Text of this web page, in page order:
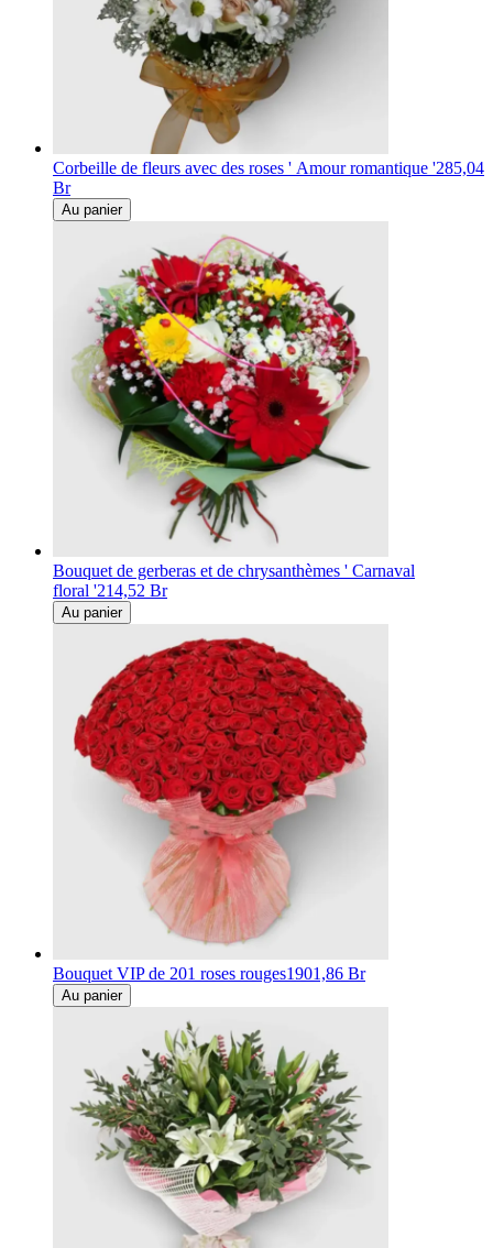
Corbeille de fleurs avec des roses ' Amour romantique '285,04
Br
Au panier
Bouquet de gerberas et de chrysanthèmes ' Carnaval
floral '214,52 Br
Au panier
Bouquet VIP de 201 roses rouges1901,86 Br
Au panier